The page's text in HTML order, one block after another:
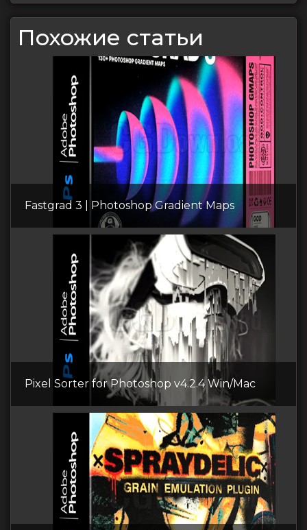
Похожие статьи
Fastgrad 3 | Photoshop Gradient Maps
Pixel Sorter for Photoshop v4.2.4 Win/Mac